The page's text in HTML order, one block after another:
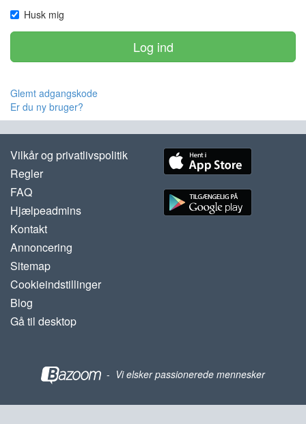
Husk mig
Log ind
Glemt adgangskode
Er du ny bruger?
Vilkår og privatlivspolitik
Regler
FAQ
Hjælpeadmins
Kontakt
Annoncering
Sitemap
Cookieindstillinger
Blog
Gå til desktop
- Vi elsker passionerede mennesker